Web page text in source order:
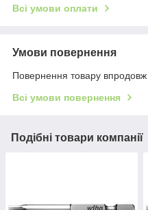
Всі умови оплати
Умови повернення
Повернення товару впродовж
Всі умови повернення
Подібні товари компанії